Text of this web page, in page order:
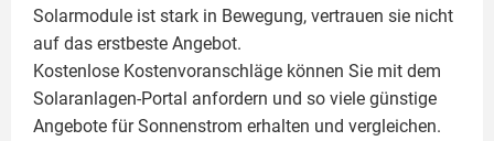
Solarmodule ist stark in Bewegung, vertrauen sie nicht
auf das erstbeste Angebot.
Kostenlose Kostenvoranschläge können Sie mit dem
Solaranlagen-Portal anfordern und so viele günstige
Angebote für Sonnenstrom erhalten und vergleichen.